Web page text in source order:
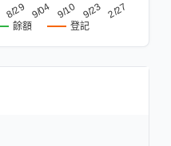
餘額 登記
8/29 9/04 9/10 9/23 2/27